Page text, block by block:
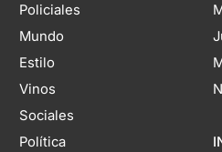
Policiales
Mundo
Estilo
Vinos
Sociales
Política